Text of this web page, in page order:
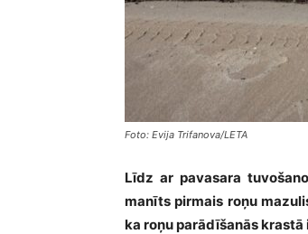
Foto: Evija Trifanova/LETA
Līdz ar pavasara
manīts pirmais roņu
ka roņu parādīšanās